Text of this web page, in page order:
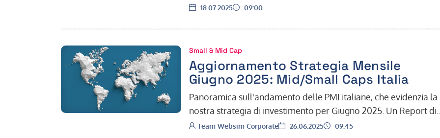
aggiornamento dall'Uffic…
Data:
18.07.2025 Ora:
09:00
Small & Mid Cap
Aggiornamento Strategia Mensile
Giugno 2025: Mid/Small Caps Italia
Panoramica sull'andamento delle PMI italiane, che evidenzia la
nostra strategia di investimento per Giugno 2025. Un Report di
aggiornamento dall'Uffic…
Autore:
Team Websim Corporate Data:
26.06.2025 Ora:
09:45